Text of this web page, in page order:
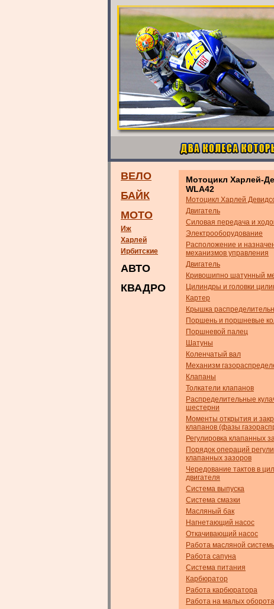
ВЕЛО
БАЙК
МОТО
Иж
Харлей
Ирбитские
АВТО
КВАДРО
Мотоцикл Харлей-
WLA42
Мотоцикл Харлей
Двигатель
Силовая передача и
Электрооборудование
Расположение и
механизмов управления
Двигатель
Кривошипно шатунный
Цилиндры и головки
Картер
Крышка
Поршень и поршневые
Поршневой палец
Шатуны
Коленчатый вал
Механизм
Клапаны
Толкатели клапанов
Распределительные
шестерни
Моменты открытия и
клапанов (фазы
Регулировка клапанных
Порядок операций
клапанных зазоров
Чередование тактов в
двигателя
Система выпуска
Система смазки
Масляный бак
Нагнетающий насос
Откачивающий насос
Работа масляной
Работа сапуна
Система питания
Карбюратор
Работа карбюратора
Работа на малых